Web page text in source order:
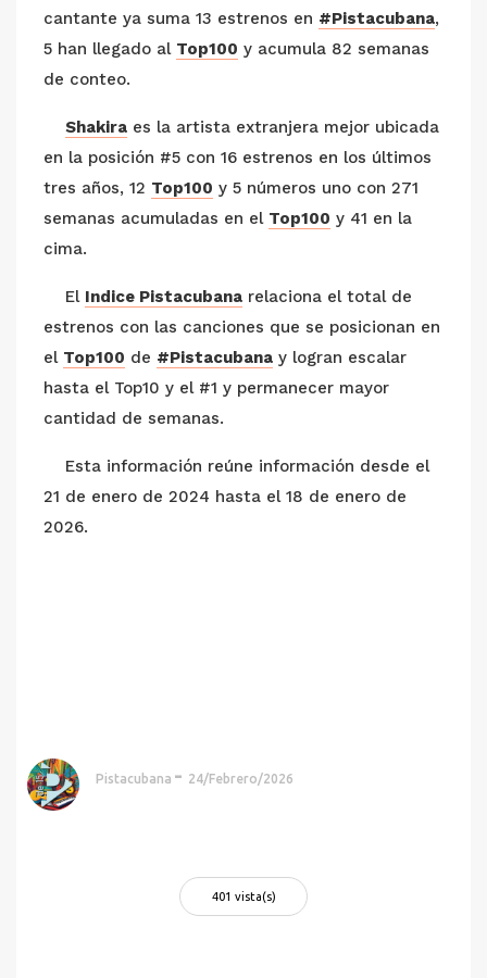
cantante ya suma 13 estrenos en #Pistacubana,
5 han llegado al Top100 y acumula 82 semanas
de conteo.
Shakira es la artista extranjera mejor ubicada
en la posición #5 con 16 estrenos en los últimos
tres años, 12 Top100 y 5 números uno con 271
semanas acumuladas en el Top100 y 41 en la
cima.
El Indice Pistacubana relaciona el total de
estrenos con las canciones que se posicionan en
el Top100 de #Pistacubana y logran escalar
hasta el Top10 y el #1 y permanecer mayor
cantidad de semanas.
Esta información reúne información desde el
21 de enero de 2024 hasta el 18 de enero de
2026.
Pistacubana 24/Febrero/2026
401 vista(s)